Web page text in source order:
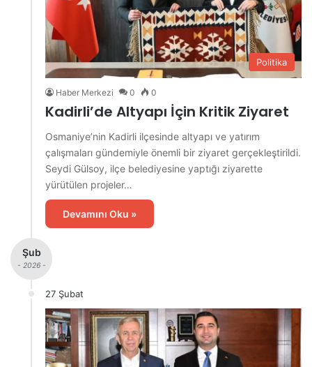
Politika
Haber Merkezi 0 0
Kadirli’de Altyapı İçin Kritik Ziyaret
Osmaniye’nin Kadirli ilçesinde altyapı ve yatırım
çalışmaları gündemiyle önemli bir ziyaret gerçekleştirildi.
Seydi Gülsoy, ilçe belediyesine yaptığı ziyarette
yürütülen projeler…
Devamını Oku »
Şub
- 2026 -
27 Şubat